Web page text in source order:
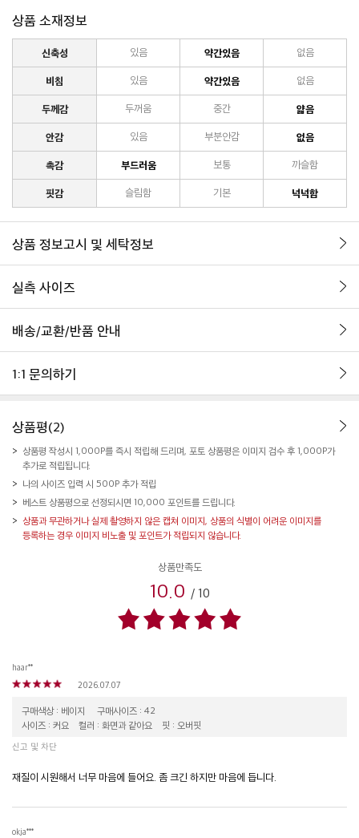
상품 소재정보
신축성 있음 약간있음 없음
비침 있음 약간있음 없음
두께감 두꺼움 중간 얇음
안감 있음 부분안감 없음
촉감 부드러움 보통 까슬함
핏감 슬림함 기본 넉넉함
상품 정보고시 및 세탁정보
실측 사이즈
배송/교환/반품 안내
1:1 문의하기
상품평(2)
상품평 작성시 1,000P를 즉시 적립해 드리며, 포토 상품평은 이미지 검수 후 1,000P가
추가로 적립됩니다.
나의 사이즈 입력 시 500P 추가 적립
베스트 상품평으로 선정되시면 10,000 포인트를 드립니다.
상품과 무관하거나 실제 촬영하지 않은 캡쳐 이미지, 상품의 식별이 어려운 이미지를
등록하는 경우 이미지 비노출 및 포인트가 적립되지 않습니다.
상품만족도
10.0 / 10
haar**
2026.07.07
구매색상 : 베이지
구매사이즈 : 42
사이즈 : 커요
컬러 : 화면과 같아요 핏 : 오버핏
신고 및 차단
재질이 시원해서 너무 마음에 들어요. 좀 크긴 하지만 마음에 듭니다.
okja***